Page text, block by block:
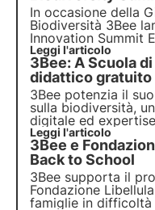
In occasione della
Biodiversità 3Bee
Innovation Summit
biodiversità per
nell'approccio alla
imprese e
Leggi l'articolo
3Bee: A Scuola
didattico gratuito
3Bee potenzia il
sulla biodiversità,
digitale ed
docenti e studenti
generazione.
Leggi l'articolo
3Bee e
Back to School
3Bee supporta il
Fondazione
famiglie in